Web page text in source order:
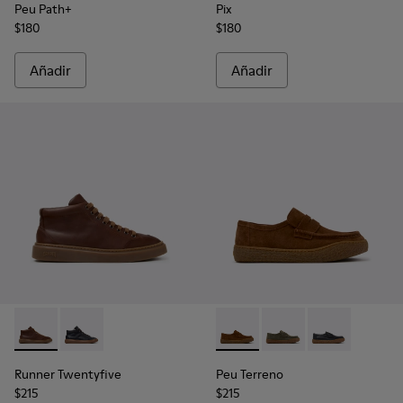
Peu Path+
$180
Añadir
Pix
$180
Añadir
Runner Twentyfive - K300554-002 - Zapatillas de piel
Runner Twentyfive - K300554-001
Runner Twentyfive
$215
Peu Terreno - K101135-002
Peu Terreno -Peu Terreno -
Peu Terreno
$215